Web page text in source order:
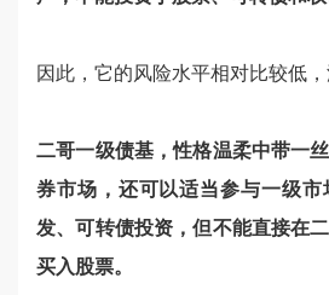
因此，它的风险水平相对比较低，
二哥一级债基，性格温柔中带一
券市场，还可以适当参与一级
发、可转债投资，但不能直接在
买入股票。